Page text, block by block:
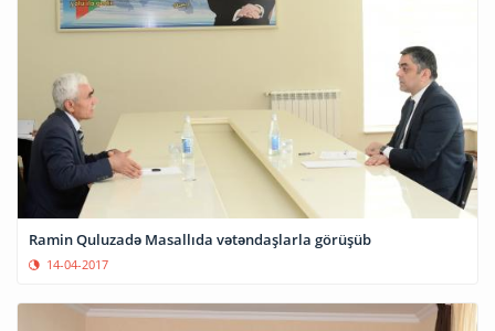
Ramin Quluzadə Masallıda vətəndaşlarla görüşüb
14-04-2017